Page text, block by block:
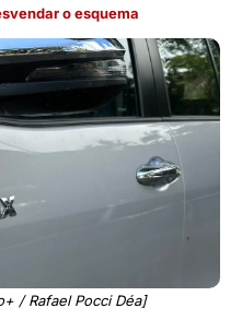
o esquema
/ Rafael Pocci Déa]